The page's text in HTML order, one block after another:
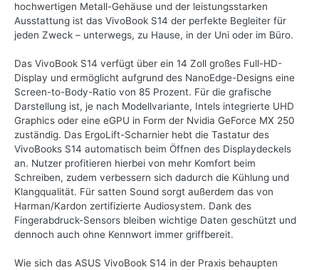
hochwertigen Metall-Gehäuse und der leistungsstarken
Ausstattung ist das VivoBook S14 der perfekte Begleiter für
jeden Zweck – unterwegs, zu Hause, in der Uni oder im Büro.
Das VivoBook S14 verfügt über ein 14 Zoll großes Full-HD-
Display und ermöglicht aufgrund des NanoEdge-Designs eine
Screen-to-Body-Ratio von 85 Prozent. Für die grafische
Darstellung ist, je nach Modellvariante, Intels integrierte UHD
Graphics oder eine eGPU in Form der Nvidia GeForce MX 250
zuständig. Das ErgoLift-Scharnier hebt die Tastatur des
VivoBooks S14 automatisch beim Öffnen des Displaydeckels
an. Nutzer profitieren hierbei von mehr Komfort beim
Schreiben, zudem verbessern sich dadurch die Kühlung und
Klangqualität. Für satten Sound sorgt außerdem das von
Harman/Kardon zertifizierte Audiosystem. Dank des
Fingerabdruck-Sensors bleiben wichtige Daten geschützt und
dennoch auch ohne Kennwort immer griffbereit.
Wie sich das ASUS VivoBook S14 in der Praxis behaupten